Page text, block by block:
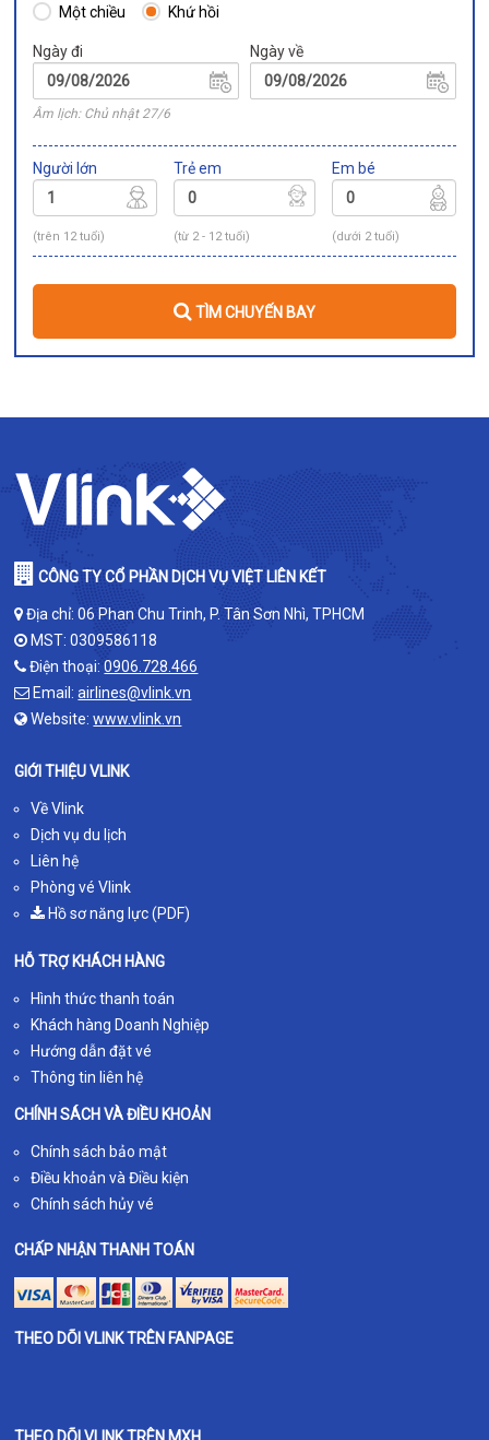
Một chiều Khứ hồi
Ngày đi
Âm lịch: Chủ nhật 27/6
Ngày về
Người lớn
(trên 12 tuổi)
Trẻ em
(từ 2 - 12 tuổi)
Em bé
(dưới 2 tuổi)
TÌM CHUYẾN BAY
CÔNG TY CỔ PHẦN DỊCH VỤ VIỆT LIÊN KẾT
Địa chỉ: 06 Phan Chu Trinh, P. Tân Sơn Nhì, TPHCM
MST: 0309586118
Điện thoại:0906.728.466
Email:airlines@vlink.vn
Website:www.vlink.vn
GIỚI THIỆU VLINK
Về Vlink
Dịch vụ du lịch
Liên hệ
Phòng vé Vlink
Hồ sơ năng lực (PDF)
HỖ TRỢ KHÁCH HÀNG
Hình thức thanh toán
Khách hàng Doanh Nghiệp
Hướng dẫn đặt vé
Thông tin liên hệ
CHÍNH SÁCH VÀ ĐIỀU KHOẢN
Chính sách bảo mật
Điều khoản và Điều kiện
Chính sách hủy vé
CHẤP NHẬN THANH TOÁN
THEO DÕI VLINK TRÊN FANPAGE